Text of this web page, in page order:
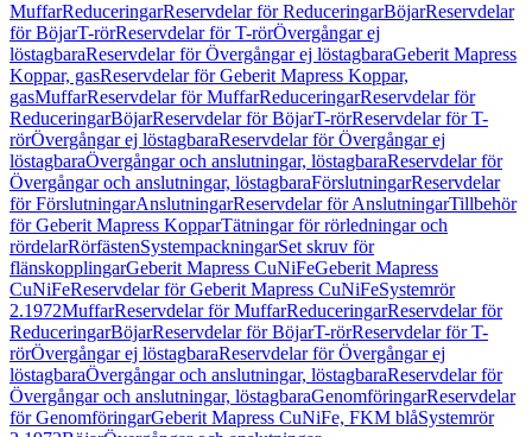
MuffarReduceringarReservdelar för ReduceringarBöjarReservdelar
för BöjarT-rörReservdelar för T-rörÖvergångar ej
löstagbaraReservdelar för Övergångar ej löstagbaraGeberit Mapress
Koppar, gasReservdelar för Geberit Mapress Koppar,
gasMuffarReservdelar för MuffarReduceringarReservdelar för
ReduceringarBöjarReservdelar för BöjarT-rörReservdelar för T-
rörÖvergångar ej löstagbaraReservdelar för Övergångar ej
löstagbaraÖvergångar och anslutningar, löstagbaraReservdelar för
Övergångar och anslutningar, löstagbaraFörslutningarReservdelar
för FörslutningarAnslutningarReservdelar för AnslutningarTillbehör
för Geberit Mapress KopparTätningar för rörledningar och
rördelarRörfästenSystempackningarSet skruv för
flänskopplingarGeberit Mapress CuNiFeGeberit Mapress
CuNiFeReservdelar för Geberit Mapress CuNiFeSystemrör
2.1972MuffarReservdelar för MuffarReduceringarReservdelar för
ReduceringarBöjarReservdelar för BöjarT-rörReservdelar för T-
rörÖvergångar ej löstagbaraReservdelar för Övergångar ej
löstagbaraÖvergångar och anslutningar, löstagbaraReservdelar för
Övergångar och anslutningar, löstagbaraGenomföringarReservdelar
för GenomföringarGeberit Mapress CuNiFe, FKM blåSystemrör